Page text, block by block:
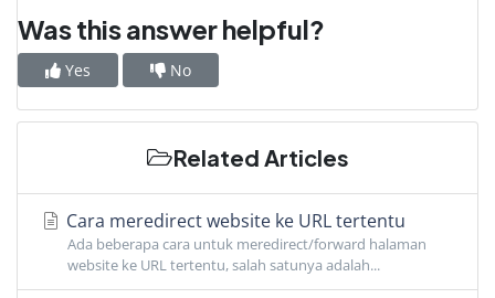
Was this answer helpful?
Yes No
Related Articles
Cara meredirect website ke URL tertentu
Ada beberapa cara untuk meredirect/forward halaman
website ke URL tertentu, salah satunya adalah...